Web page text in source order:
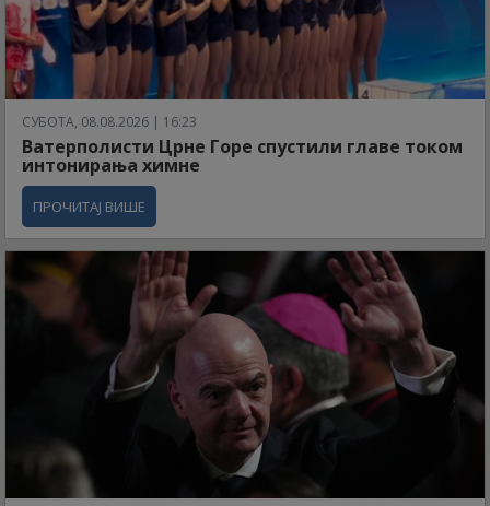
СУБОТА, 08.08.2026 | 16:23
Ватерполисти Црне Горе спустили главе током
интонирања химне
ПРОЧИТАЈ ВИШЕ